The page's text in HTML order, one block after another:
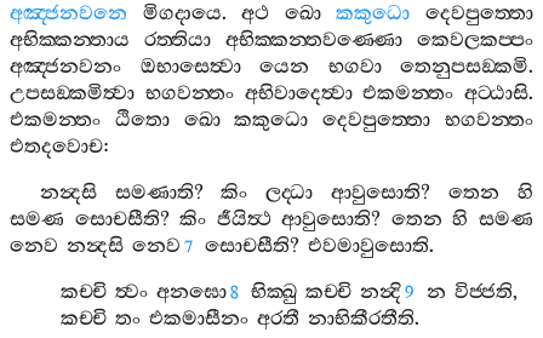
අඤ‍්ජනවනෙ
මිගදායෙ.අථ ඛො කකුධො
දෙවපුත‍්තො
අභික‍්කන‍්තාය
රත‍්තියා අභික‍්කන‍්තවණ‍්ණො
කෙවලකප‍්පං
අඤ‍්ජනවනං
ඔභාසෙත්‍වා යෙන භගවා තෙනුපසඞ‍්කමි.
උපසඞ‍්කමිත්‍වා භගවන‍්තං අභිවාදෙත්‍වා එකමන‍්තං අට‍්ඨාසි.
එකමන‍්තං
ඨිතො ඛො කකුධො දෙවපුත‍්තො
භගවන‍්තං
එතදවොච:
නන්‍දසි
සමණාති?කිං ලද‍්ධා ආවුසොති?තෙන
හි
සමණ සොචසීති?කිං ජීයිත්‍ථ ආවුසොති? තෙන හි සමණ
නෙව නන්‍දසි නෙව 7 සොචසීති? එවමාවුසොති.
කච‍්චි ත්‍වං අනඝො8 භික‍්ඛු කච‍්චි නන්‍දි9 න විජ‍්ජති,
කච‍්චි තං එකමාසීනං අරතී නාභිකීරතීති.